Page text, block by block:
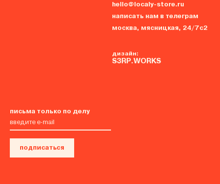
письма только по делу
подписаться
hello@localy-store.ru
написать нам в телеграм
москва, мясницкая, 24/7с2
дизайн:
S3RP.WORKS